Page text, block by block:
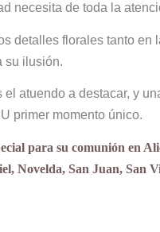
necesita de toda la
detalles florales tanto
su ilusión.
el atuendo a destacar, y
primer momento único.
para su comunión en
Novelda, San Juan, San